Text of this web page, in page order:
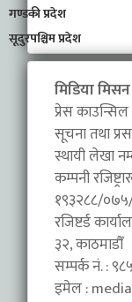
गण्डकी प्रदेश
सूदुरपश्चिम प्रदेश
मिडिया मिसन
प्रेस
सूचना तथा
स्थायी लेखा
कम्पनी
१९३२८८/
रजिष्टर्ड
३२, काठमाडौँ
सम्पर्क नं. :
इमेल :